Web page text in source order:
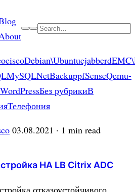
Search
ciscoDebian\Ubuntuejabberd
MySQLNetBackuppfSenseQemu-
WordPressБез рубрикиВ
Телефония
03.08.2021 · 1 min read
HA LB Citrix ADC
отказоустойчивого